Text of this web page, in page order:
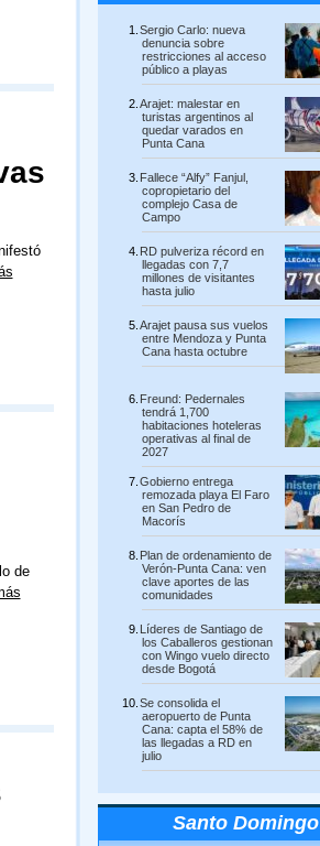
de
Sergio Carlo: nueva
denuncia sobre
restricciones al acceso
público a playas
Arajet: malestar en
turistas argentinos al
quedar varados en
Punta Cana
Fallece “Alfy” Fanjul,
copropietario del
complejo Casa de
Campo
RD pulveriza récord en
llegadas con 7,7
millones de visitantes
hasta julio
Arajet pausa sus vuelos
entre Mendoza y Punta
Cana hasta octubre
Freund: Pedernales
tendrá 1,700
habitaciones hoteleras
operativas al final de
2027
Gobierno entrega
remozada playa El Faro
en San Pedro de
Macorís
Plan de ordenamiento de
Verón-Punta Cana: ven
clave aportes de las
comunidades
Líderes de Santiago de
los Caballeros gestionan
con Wingo vuelo directo
desde Bogotá
Se consolida el
aeropuerto de Punta
Cana: capta el 58% de
las llegadas a RD en
julio
Santo Domingo